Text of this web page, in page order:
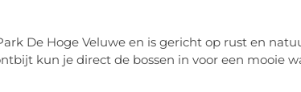
De Hoge Veluwe en is gericht op rust en
kun je direct de bossen in voor een mooie